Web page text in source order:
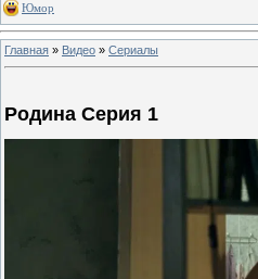
Юмор
Главная » Видео » Сериалы
Родина Серия 1